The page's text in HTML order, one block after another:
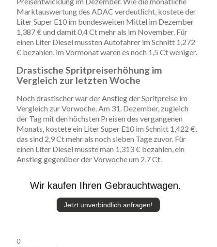
Marktauswertung des ADAC verdeutlicht, kostete der
Liter Super E10 im bundesweiten Mittel im Dezember
1,387 € und damit 0,4 Ct mehr als im November. Für
einen Liter Diesel mussten Autofahrer im Schnitt 1,272
€ bezahlen, im Vormonat waren es noch 1,5 Ct weniger.
Drastische Spritpreiserhöhung im
Vergleich zur letzten Woche
Noch drastischer war der Anstieg der Spritpreise im
Vergleich zur Vorwoche. Am 31. Dezember, zugleich
der Tag mit den höchsten Preisen des vergangenen
Monats, kostete ein Liter Super E10 im Schnitt 1,422 €,
das sind 2,9 Ct mehr als noch sieben Tage zuvor. Für
einen Liter Diesel musste man 1,313 € bezahlen, ein
Anstieg gegenüber der Vorwoche um 2,7 Ct.
Wir kaufen Ihren Gebrauchtwagen.
Jetzt unverbindlich anfragen!
0